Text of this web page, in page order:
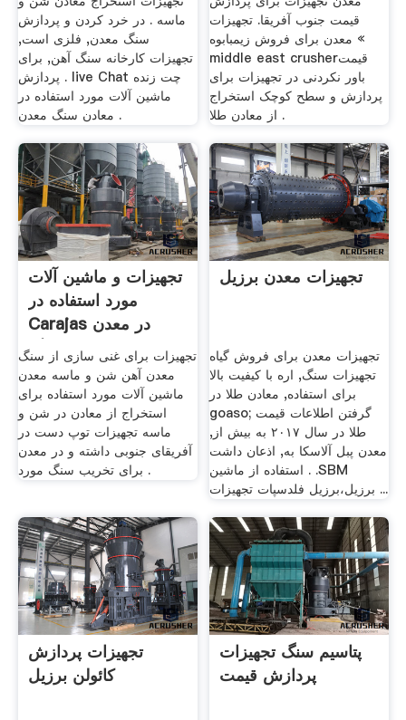
ماسه . در خرد کردن و پردازش
سنگ معدن, فلزی است,
تجهیزات کارخانه سنگ آهن, برای
پردازش . live Chat چت زنده
ماشین آلات مورد استفاده در
معادن سنگ معدن .
قیمت جنوب آفریقا. تجهیزات
معدن برای فروش زیمبابوه «
middle east crusherقیمت
باور نکردنی در تجهیزات برای
پردازش و سطح کوچک استخراج
از معادن طلا .
تجهیزات و ماشین آلات
مورد استفاده در
Carajas در معدن
تجهیزات برای غنی سازی از سنگ
معدن آهن شن و ماسه معدن
ماشین آلات مورد استفاده برای
استخراج از معادن در شن و
ماسه تجهیزات توپ دست در
آفریقای جنوبی داشته و در معدن
برای تخریب سنگ مورد .
تجهیزات معدن برزیل
تجهیزات معدن برای فروش گیاه
تجهیزات سنگ, اره با کیفیت بالا
برای استفاده, معادن طلا در
goaso; گرفتن اطلاعات قیمت
طلا در سال ۲۰۱۷ به بیش از,
معدن پبل آلاسکا به, اذعان داشت
استفاده از ماشین . .SBM
برزیل،برزیل فلدسپات تجهیزات ...
تجهیزات پردازش
کائولن برزیل
پتاسیم سنگ تجهیزات
پردازش قیمت